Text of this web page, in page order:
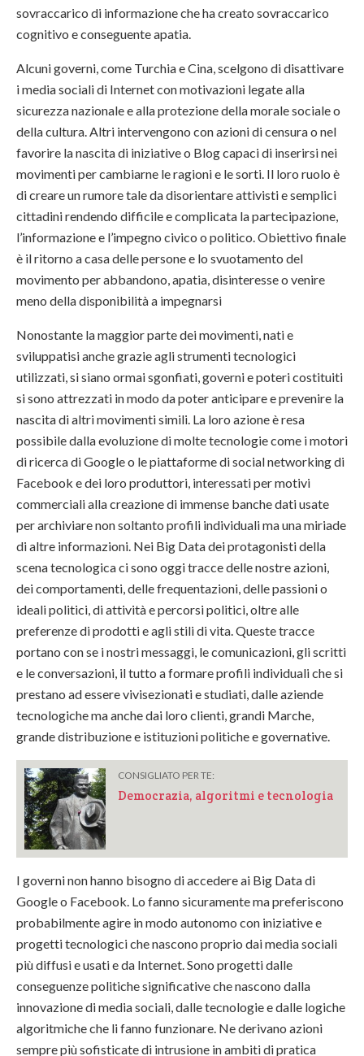
sovraccarico di informazione che ha creato sovraccarico
cognitivo e conseguente apatia.
Alcuni governi, come Turchia e Cina, scelgono di disattivare
i media sociali di Internet con motivazioni legate alla
sicurezza nazionale e alla protezione della morale sociale o
della cultura. Altri intervengono con azioni di censura o nel
favorire la nascita di iniziative o Blog capaci di inserirsi nei
movimenti per cambiarne le ragioni e le sorti. Il loro ruolo è
di creare un rumore tale da disorientare attivisti e semplici
cittadini rendendo difficile e complicata la partecipazione,
l’informazione e l’impegno civico o politico. Obiettivo finale
è il ritorno a casa delle persone e lo svuotamento del
movimento per abbandono, apatia, disinteresse o venire
meno della disponibilità a impegnarsi
Nonostante la maggior parte dei movimenti, nati e
sviluppatisi anche grazie agli strumenti tecnologici
utilizzati, si siano ormai sgonfiati, governi e poteri costituiti
si sono attrezzati in modo da poter anticipare e prevenire la
nascita di altri movimenti simili. La loro azione è resa
possibile dalla evoluzione di molte tecnologie come i motori
di ricerca di Google o le piattaforme di social networking di
Facebook e dei loro produttori, interessati per motivi
commerciali alla creazione di immense banche dati usate
per archiviare non soltanto profili individuali ma una miriade
di altre informazioni. Nei Big Data dei protagonisti della
scena tecnologica ci sono oggi tracce delle nostre azioni,
dei comportamenti, delle frequentazioni, delle passioni o
ideali politici, di attività e percorsi politici, oltre alle
preferenze di prodotti e agli stili di vita. Queste tracce
portano con se i nostri messaggi, le comunicazioni, gli scritti
e le conversazioni, il tutto a formare profili individuali che si
prestano ad essere vivisezionati e studiati, dalle aziende
tecnologiche ma anche dai loro clienti, grandi Marche,
grande distribuzione e istituzioni politiche e governative.
CONSIGLIATO PER TE:
Democrazia, algoritmi e tecnologia
I governi non hanno bisogno di accedere ai Big Data di
Google o Facebook. Lo fanno sicuramente ma preferiscono
probabilmente agire in modo autonomo con iniziative e
progetti tecnologici che nascono proprio dai media sociali
più diffusi e usati e da Internet. Sono progetti dalle
conseguenze politiche significative che nascono dalla
innovazione di media sociali, dalle tecnologie e dalle logiche
algoritmiche che li fanno funzionare. Ne derivano azioni
sempre più sofisticate di intrusione in ambiti di pratica